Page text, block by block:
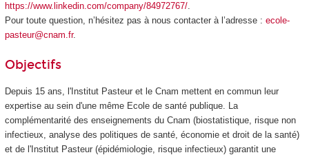
https://www.linkedin.com/company/84972767/.
Pour toute question, n’hésitez pas à nous contacter à l’adresse : ecole-
pasteur@cnam.fr.
Objectifs
Depuis 15 ans, l'Institut Pasteur et le Cnam mettent en commun leur
expertise au sein d'une même Ecole de santé publique. La
complémentarité des enseignements du Cnam (biostatistique, risque non
infectieux, analyse des politiques de santé, économie et droit de la santé)
et de l'Institut Pasteur (épidémiologie, risque infectieux) garantit une